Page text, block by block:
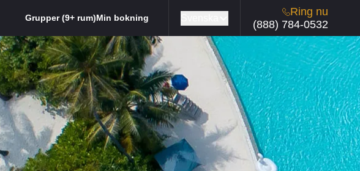
Grupper (9+ rum)Min bokning
Ring nu
(888) 784-0532